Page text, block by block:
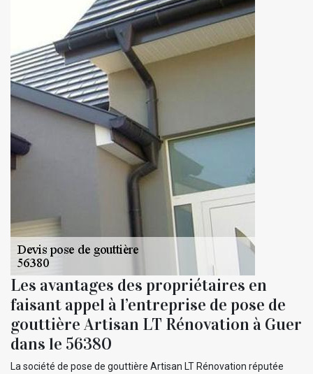
Les avantages des propriétaires en
faisant appel à l’entreprise de pose de
gouttière Artisan LT Rénovation à Guer
dans le 56380
La société de pose de gouttière Artisan LT Rénovation réputée